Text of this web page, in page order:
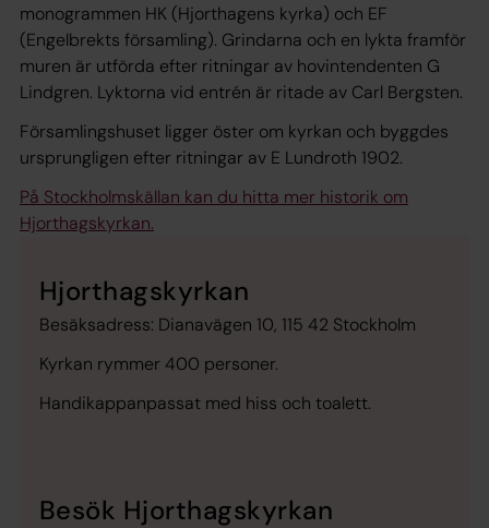
monogrammen HK (Hjorthagens kyrka) och EF
(Engelbrekts församling). Grindarna och en lykta framför
muren är utförda efter ritningar av hovintendenten G
Lindgren. Lyktorna vid entrén är ritade av Carl Bergsten.
Församlingshuset ligger öster om kyrkan och byggdes
ursprungligen efter ritningar av E Lundroth 1902.
På Stockholmskällan kan du hitta mer historik om
Hjorthagskyrkan.
Hjorthagskyrkan
Besäksadress: Dianavägen 10, 115 42 Stockholm
Kyrkan rymmer 400 personer.
Handikappanpassat med hiss och toalett.
Besök Hjorthagskyrkan